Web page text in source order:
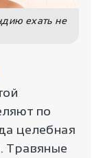
ехать не
по
целебная
Травяные